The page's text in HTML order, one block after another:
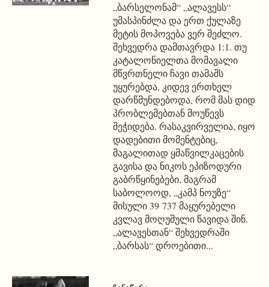
„ბარსელონამ“ „ალავესს“
უმასპინძლა და ერთ ქულაზე
მეტის მოპოვება ვერ შეძლო.
შეხვედრა დამთავრდა 1:1. თუ
კატალონიელთა მომავალი
მწვრთნელი ჩავი თამაშს
უყურებდა, კიდევ ერთხელ
დარწმუნდებოდა, რომ მას დიდ
პრობლემებთან მოუწევს
შეჭიდება. რასაკვირველია, იყო
დადებითი მომენტებიც,
მაგალითად ყმაწვილკაცების
გავისა და ნიკოს ეპიზოდური
გაბრწყინებები, მაგრამ
საბოლოოდ, „კამპ ნოუზე“
მისული 39 737 მაყურებელი
კვლავ მოღუშული წავიდა შინ.
„ალავესთან“ შეხვედრაში
„ბარსას“ დროებითი...